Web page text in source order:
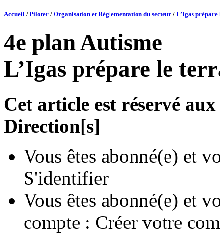
Accueil / Piloter / Organisation et Réglementation du secteur / L’Igas
4e plan Autisme
L’Igas prépare le
Cet article est réservé
Direction[s]
Vous êtes abonné(e) et
S'identifier
Vous êtes abonné(e) et
compte : Créer votre